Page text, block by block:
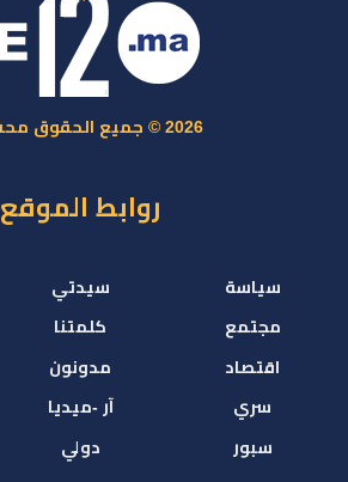
2026 © جميع الحقوق محفوظة
روابط الموقع
سياسة
مجتمع
اقتصاد
سري
سبور
سيدتي
كلمتنا
مدونون
آر -ميديا
دولي